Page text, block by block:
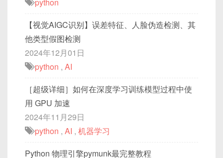
【视觉AIGC识别】误差特征、人脸伪造检测、其
他类型假图检测
2024年12月01日
python , AI
［超级详细］如何在深度学习训练模型过程中使
用 GPU 加速
2024年11月29日
python , AI , 机器学习
Python 物理引擎pymunk最完整教程